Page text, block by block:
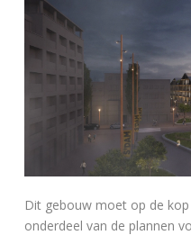
Dit gebouw moet op de
onderdeel van de plannen